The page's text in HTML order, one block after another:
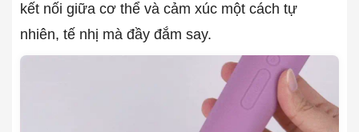
kết nối giữa cơ thể và cảm xúc một cách tự
nhiên, tế nhị mà đầy đắm say.